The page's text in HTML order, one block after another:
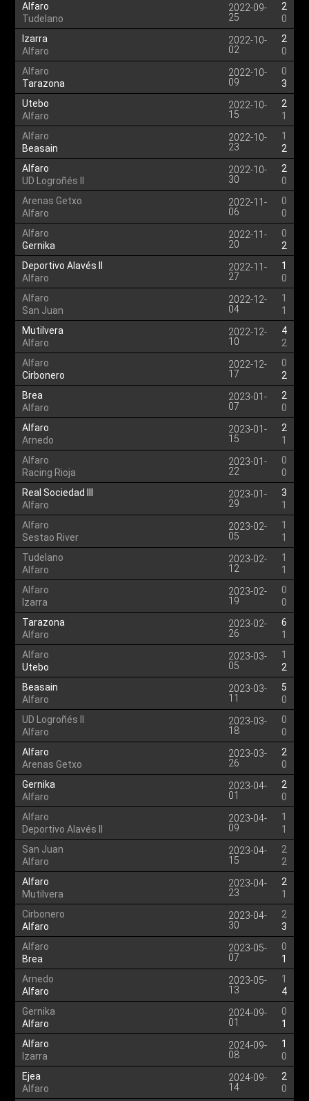
Alfaro
Tudelano
2022-09-
25
2
0
Izarra
Alfaro
2022-10-
02
2
0
Alfaro
Tarazona
2022-10-
09
0
3
Utebo
Alfaro
2022-10-
15
2
1
Alfaro
Beasain
2022-10-
23
1
2
Alfaro
UD Logroñés II
2022-10-
30
2
0
Arenas Getxo
Alfaro
2022-11-
06
0
0
Alfaro
Gernika
2022-11-
20
0
2
Deportivo Alavés II
Alfaro
2022-11-
27
1
0
Alfaro
San Juan
2022-12-
04
1
1
Mutilvera
Alfaro
2022-12-
10
4
2
Alfaro
Cirbonero
2022-12-
17
0
2
Brea
Alfaro
2023-01-
07
2
0
Alfaro
Arnedo
2023-01-
15
2
1
Alfaro
Racing Rioja
2023-01-
22
0
0
Real Sociedad III
Alfaro
2023-01-
29
3
1
Alfaro
Sestao River
2023-02-
05
1
1
Tudelano
Alfaro
2023-02-
12
1
1
Alfaro
Izarra
2023-02-
19
0
0
Tarazona
Alfaro
2023-02-
26
6
1
Alfaro
Utebo
2023-03-
05
1
2
Beasain
Alfaro
2023-03-
11
5
0
UD Logroñés II
Alfaro
2023-03-
18
0
0
Alfaro
Arenas Getxo
2023-03-
26
2
0
Gernika
Alfaro
2023-04-
01
2
0
Alfaro
Deportivo Alavés II
2023-04-
09
1
1
San Juan
Alfaro
2023-04-
15
2
2
Alfaro
Mutilvera
2023-04-
23
2
1
Cirbonero
Alfaro
2023-04-
30
2
3
Alfaro
Brea
2023-05-
07
0
1
Arnedo
Alfaro
2023-05-
13
1
4
Gernika
Alfaro
2024-09-
01
0
1
Alfaro
Izarra
2024-09-
08
1
0
Ejea
Alfaro
2024-09-
14
2
0